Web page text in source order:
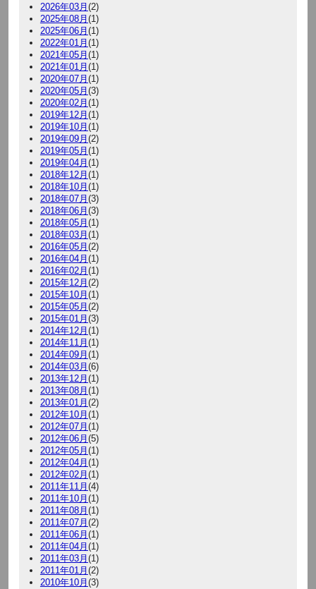
2026年03月 (2)
2025年08月 (1)
2025年06月 (1)
2022年01月 (1)
2021年05月 (1)
2021年01月 (1)
2020年07月 (1)
2020年05月 (3)
2020年02月 (1)
2019年12月 (1)
2019年10月 (1)
2019年09月 (2)
2019年05月 (1)
2019年04月 (1)
2018年12月 (1)
2018年10月 (1)
2018年07月 (3)
2018年06月 (3)
2018年05月 (1)
2018年03月 (1)
2016年05月 (2)
2016年04月 (1)
2016年02月 (1)
2015年12月 (2)
2015年10月 (1)
2015年05月 (2)
2015年01月 (3)
2014年12月 (1)
2014年11月 (1)
2014年09月 (1)
2014年03月 (6)
2013年12月 (1)
2013年08月 (1)
2013年01月 (2)
2012年10月 (1)
2012年07月 (1)
2012年06月 (5)
2012年05月 (1)
2012年04月 (1)
2012年02月 (1)
2011年11月 (4)
2011年10月 (1)
2011年08月 (1)
2011年07月 (2)
2011年06月 (1)
2011年04月 (1)
2011年03月 (1)
2011年01月 (2)
2010年10月 (3)